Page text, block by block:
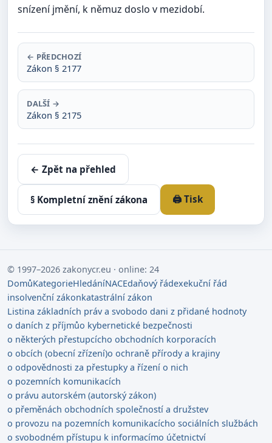
snízení jmění, k němuz doslo v mezidobí.
← PŘEDCHOZÍ
Zákon § 2177
DALŠÍ →
Zákon § 2175
← Zpět na přehled
§ Kompletní znění zákona 🖨️ Tisk
© 1997–2026 zakonycr.eu · online: 24
DomůKategorieHledáníNACEdaňový řádexekuční řád
insolvenční zákonkatastrální zákon
Listina základních práv a svobodo dani z přidané hodnoty
o daních z příjmůo kybernetické bezpečnosti
o některých přestupcícho obchodních korporacích
o obcích (obecní zřízení)o ochraně přírody a krajiny
o odpovědnosti za přestupky a řízení o nich
o pozemních komunikacích
o právu autorském (autorský zákon)
o přeměnách obchodních společností a družstev
o provozu na pozemních komunikacícho sociálních službách
o svobodném přístupu k informacímo účetnictví